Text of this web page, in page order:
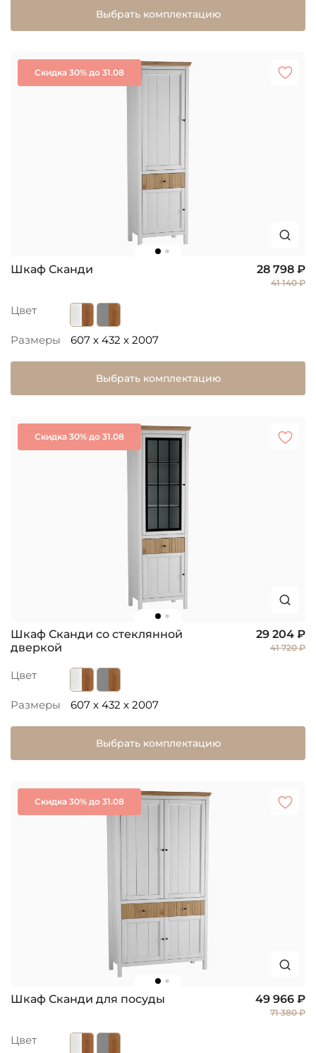
Выбрать комплектацию
Скидка 30% до 31.08
Шкаф Сканди 28 798 ₽
41 140 ₽
Цвет
Размеры 607 x 432 x 2007
Выбрать комплектацию
Скидка 30% до 31.08
Шкаф Сканди со стеклянной
дверкой
29 204 ₽
41 720 ₽
Цвет
Размеры 607 x 432 x 2007
Выбрать комплектацию
Скидка 30% до 31.08
Шкаф Сканди для посуды 49 966 ₽
71 380 ₽
Цвет